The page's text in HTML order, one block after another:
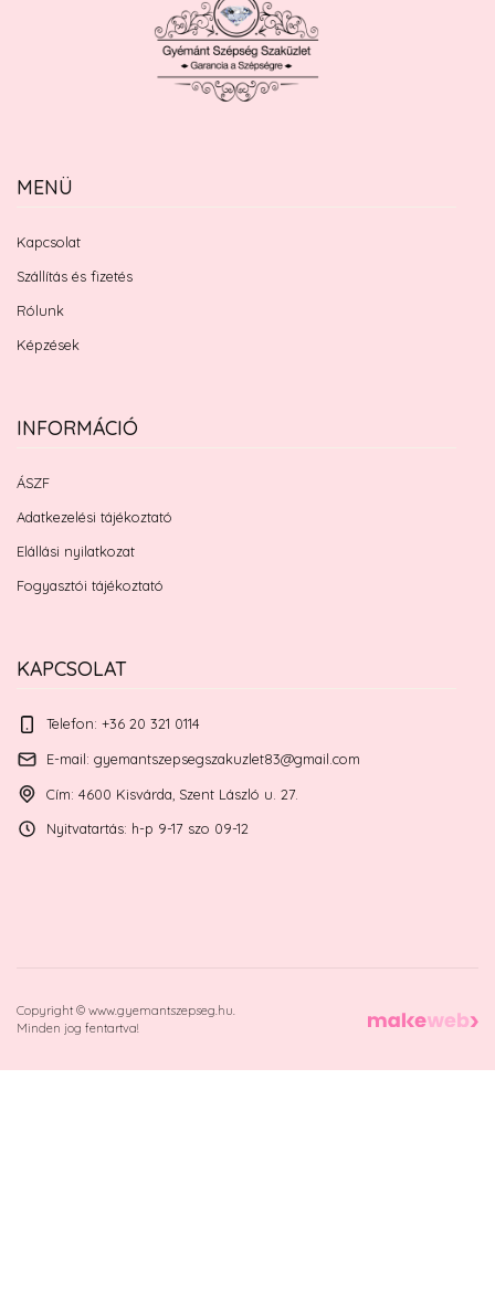
MENÜ
Kapcsolat
Szállítás és fizetés
Rólunk
Képzések
INFORMÁCIÓ
ÁSZF
Adatkezelési tájékoztató
Elállási nyilatkozat
Fogyasztói tájékoztató
KAPCSOLAT
Telefon: +36 20 321 0114
E-mail: gyemantszepsegszakuzlet83@gmail.com
Cím: 4600 Kisvárda, Szent László u. 27.
Nyitvatartás: h-p 9-17 szo 09-12
Copyright © www.gyemantszepseg.hu.
Minden jog fentartva!